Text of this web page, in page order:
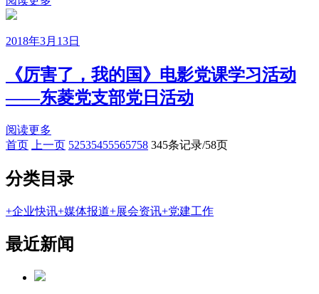
2018年3月13日
《厉害了，我的国》电影党课学习活动
——东菱党支部党日活动
阅读更多
首页
上一页 52535455565758 345条记录/58页
分类目录
+企业快讯+媒体报道+展会资讯+党建工作
最近新闻